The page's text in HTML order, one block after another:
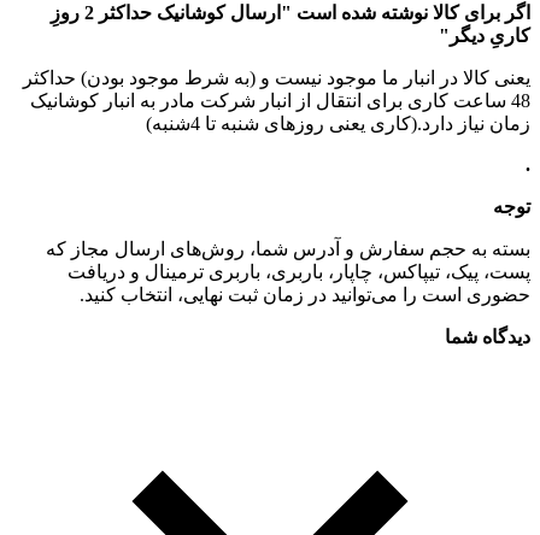
اگر برای کالا نوشته شده است "ارسال کوشانیک حداکثر 2 روزِ
کاریِ دیگر"
یعنی کالا در انبار ما موجود نیست و (به شرط موجود بودن) حداکثر
48 ساعت کاری برای انتقال از انبار شرکت مادر به انبار کوشانیک
زمان نیاز دارد.(کاری یعنی روزهای شنبه تا 4شنبه)
.
توجه
بسته به حجم سفارش و آدرس شما، روش‌های ارسال مجاز که
پست، پیک، تیپاکس، چاپار، باربری، باربری ترمینال و دریافت
حضوری است را می‌توانید در زمان ثبت نهایی، انتخاب کنید.
دیدگاه شما